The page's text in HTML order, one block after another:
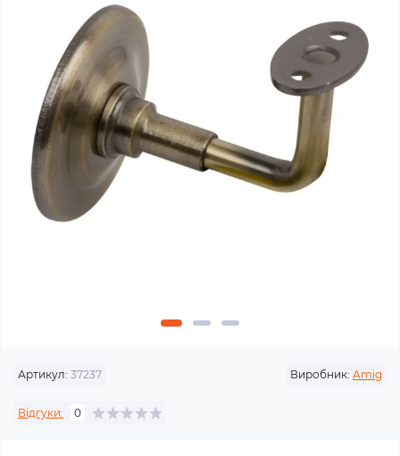
Артикул: 37237 Виробник: Amig
Відгуки: 0